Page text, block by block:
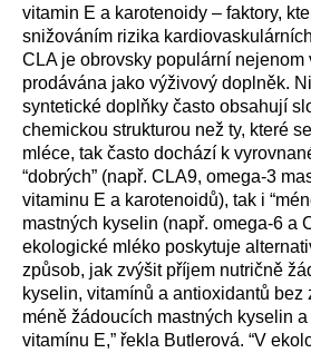
vitamin E a karotenoidy – faktory,
snižováním rizika
CLA je obrovsky populární nejenom
prodávána jako výživový doplněk.
syntetické doplňky často obsahují
chemickou strukturou než ty, které
mléce, tak často dochází k
“dobrých” (např. CLA9, omega-3
vitaminu E a karotenoidů), tak i
mastných kyselin (např. omega-6 a
ekologické mléko poskytuje
způsob, jak zvýšit příjem nutričně
kyselin, vitamínů a antioxidantů bez
méně žádoucích mastných kyselin
vitamínu E,” řekla Butlerová. “V